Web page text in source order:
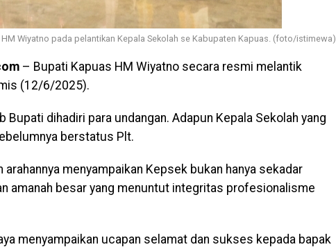
Wiyatno pada pelantikan Kepala Sekolah se Kabupaten Kapuas. (foto/istimewa)
– Bupati Kapuas HM Wiyatno secara resmi melantik
(12/6/2025).
Bupati dihadiri para undangan. Adapun Kepala Sekolah yang
berstatus Plt.
menyampaikan Kepsek bukan hanya sekadar
amanah besar yang menuntut integritas profesionalisme
menyampaikan ucapan selamat dan sukses kepada bapak